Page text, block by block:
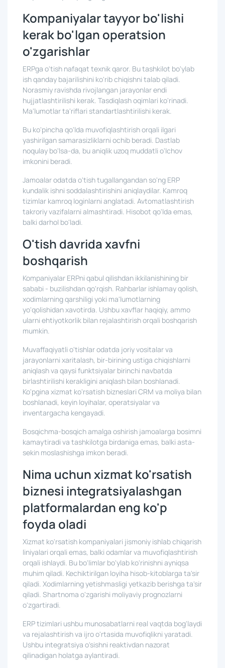
Kompaniyalar tayyor bo'lishi
kerak bo'lgan operatsion
o'zgarishlar
ERPga o'tish nafaqat texnik qaror. Bu tashkilot bo'ylab
ish qanday bajarilishini ko'rib chiqishni talab qiladi.
Norasmiy ravishda rivojlangan jarayonlar endi
hujjatlashtirilishi kerak. Tasdiqlash oqimlari ko'rinadi.
Ma'lumotlar ta'riflari standartlashtirilishi kerak.
Bu ko'pincha qo'lda muvofiqlashtirish orqali ilgari
yashirilgan samarasizliklarni ochib beradi. Dastlab
noqulay bo'lsa-da, bu aniqlik uzoq muddatli o'lchov
imkonini beradi.
Jamoalar odatda o'tish tugallangandan so'ng ERP
kundalik ishni soddalashtirishini aniqlaydilar. Kamroq
tizimlar kamroq loginlarni anglatadi. Avtomatlashtirish
takroriy vazifalarni almashtiradi. Hisobot qo'lda emas,
balki darhol bo'ladi.
O'tish davrida xavfni
boshqarish
Kompaniyalar ERPni qabul qilishdan ikkilanishining bir
sababi - buzilishdan qo'rqish. Rahbarlar ishlamay qolish,
xodimlarning qarshiligi yoki ma'lumotlarning
yo'qolishidan xavotirda. Ushbu xavflar haqiqiy, ammo
ularni ehtiyotkorlik bilan rejalashtirish orqali boshqarish
mumkin.
Muvaffaqiyatli o'tishlar odatda joriy vositalar va
jarayonlarni xaritalash, bir-birining ustiga chiqishlarni
aniqlash va qaysi funktsiyalar birinchi navbatda
birlashtirilishi kerakligini aniqlash bilan boshlanadi.
Ko'pgina xizmat ko'rsatish bizneslari CRM va moliya bilan
boshlanadi, keyin loyihalar, operatsiyalar va
inventargacha kengayadi.
Bosqichma-bosqich amalga oshirish jamoalarga bosimni
kamaytiradi va tashkilotga birdaniga emas, balki asta-
sekin moslashishga imkon beradi.
Nima uchun xizmat ko'rsatish
biznesi integratsiyalashgan
platformalardan eng ko'p
foyda oladi
Xizmat ko'rsatish kompaniyalari jismoniy ishlab chiqarish
liniyalari orqali emas, balki odamlar va muvofiqlashtirish
orqali ishlaydi. Bu bo'limlar bo'ylab ko'rinishni ayniqsa
muhim qiladi. Kechiktirilgan loyiha hisob-kitoblarga ta'sir
qiladi. Xodimlarning yetishmasligi yetkazib berishga ta'sir
qiladi. Shartnoma o'zgarishi moliyaviy prognozlarni
o'zgartiradi.
ERP tizimlari ushbu munosabatlarni real vaqtda bog'laydi
va rejalashtirish va ijro o'rtasida muvofiqlikni yaratadi.
Ushbu integratsiya o'sishni reaktivdan nazorat
qilinadigan holatga aylantiradi.